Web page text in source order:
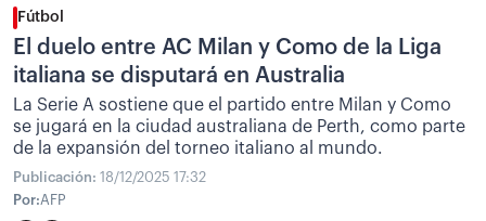
Fútbol
El duelo entre AC Milan y Como de la Liga
italiana se disputará en Australia
La Serie A sostiene que el partido entre Milan y Como
se jugará en la ciudad australiana de Perth, como parte
de la expansión del torneo italiano al mundo.
Publicación: 18/12/2025 17:32
Por:AFP